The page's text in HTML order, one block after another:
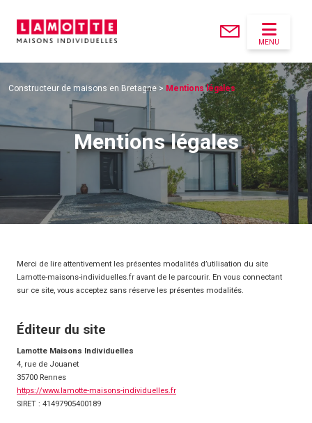
MENU
Constructeur de maisons en Bretagne > Mentions légales
Mentions légales
Merci de lire attentivement les présentes modalités d’utilisation du site
Lamotte-maisons-individuelles.fr avant de le parcourir. En vous connectant
sur ce site, vous acceptez sans réserve les présentes modalités.
Éditeur du site
Lamotte Maisons Individuelles
4, rue de Jouanet
35700 Rennes
https://www.lamotte-maisons-individuelles.fr
SIRET : 41497905400189